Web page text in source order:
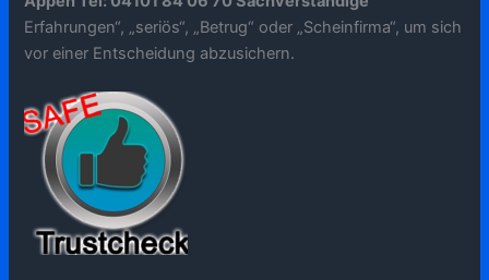
Erfahrungen“, „seriös“, „Betrug“ oder „Scheinfirma“, um sich
vor einer Entscheidung abzusichern.